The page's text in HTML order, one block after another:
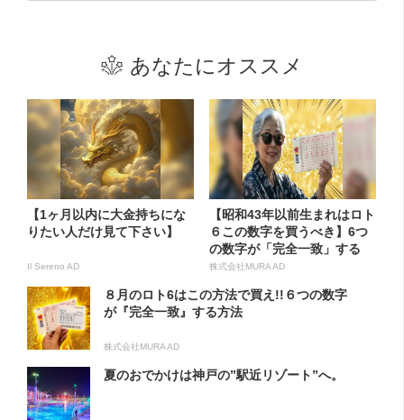
あなたにオススメ
【1ヶ月以内に大金持ちにな
りたい人だけ見て下さい】
Il Sereno AD
【昭和43年以前生まれはロト
６この数字を買うべき】6つ
の数字が「完全一致」する
方...
株式会社MURA AD
８月のロト6はこの方法で買え!!６つの数字
が『完全一致』する方法
株式会社MURA AD
夏のおでかけは神戸の”駅近リゾート”へ。